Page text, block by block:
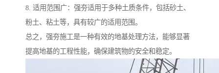
8. 适用范围广：强夯适用于多种土质条件，包括砂土、
粉土、粘土等，具有较广的适用范围。
总之，强夯施工是一种有效的地基处理方法，能够显著
提高地基的工程性能，确保建筑物的安全和稳定。